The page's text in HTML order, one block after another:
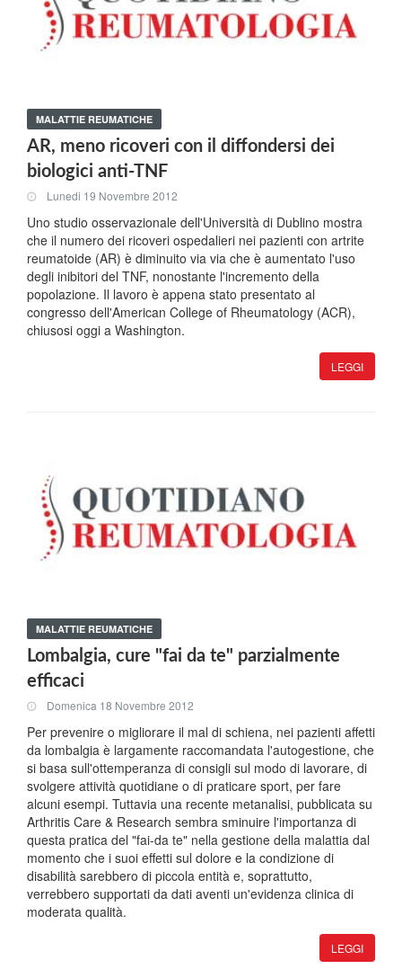
MALATTIE REUMATICHE
AR, meno ricoveri con il diffondersi dei
biologici anti-TNF
Lunedi 19 Novembre 2012
Uno studio osservazionale dell'Università di Dublino mostra
che il numero dei ricoveri ospedalieri nei pazienti con artrite
reumatoide (AR) è diminuito via via che è aumentato l'uso
degli inibitori del TNF, nonostante l'incremento della
popolazione. Il lavoro è appena stato presentato al
congresso dell'American College of Rheumatology (ACR),
chiusosi oggi a Washington.
LEGGI
MALATTIE REUMATICHE
Lombalgia, cure "fai da te" parzialmente
efficaci
Domenica 18 Novembre 2012
Per prevenire o migliorare il mal di schiena, nei pazienti affetti
da lombalgia è largamente raccomandata l'autogestione, che
si basa sull'ottemperanza di consigli sul modo di lavorare, di
svolgere attività quotidiane o di praticare sport, per fare
alcuni esempi. Tuttavia una recente metanalisi, pubblicata su
Arthritis Care & Research sembra sminuire l'importanza di
questa pratica del "fai-da te" nella gestione della malattia dal
momento che i suoi effetti sul dolore e la condizione di
disabilità sarebbero di piccola entità e, soprattutto,
verrebbero supportati da dati aventi un'evidenza clinica di
moderata qualità.
LEGGI